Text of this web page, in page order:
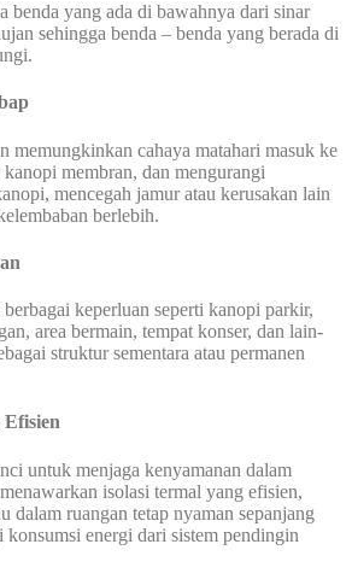
benda yang ada di bawahnya dari sinar
sehingga benda – benda yang berada di
memungkinkan cahaya matahari masuk ke
membran, dan mengurangi
mencegah jamur atau kerusakan lain
berlebih.
keperluan seperti kanopi parkir,
area bermain, tempat konser, dan lain-
struktur sementara atau permanen
Efisien
untuk menjaga kenyamanan dalam
isolasi termal yang efisien,
dalam ruangan tetap nyaman sepanjang
konsumsi energi dari sistem pendingin